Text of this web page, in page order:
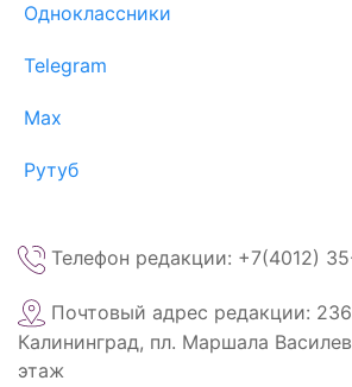
Одноклассники
Telegram
Max
Рутуб
Телефон редакции: +7(4012)
Почтовый адрес редакции:
Калининград, пл. Маршала
этаж